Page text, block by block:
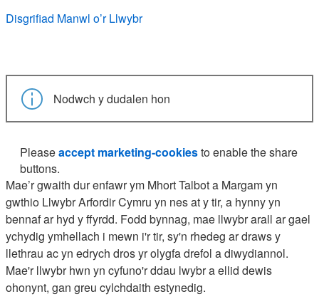
Disgrifiad Manwl o’r Llwybr
Nodwch y dudalen hon
Pleaseaccept marketing-cookiesto enable the share
buttons.
Mae’r gwaith dur enfawr ym Mhort Talbot a Margam yn
gwthio Llwybr Arfordir Cymru yn nes at y tir, a hynny yn
bennaf ar hyd y ffyrdd. Fodd bynnag, mae llwybr arall ar gael
ychydig ymhellach i mewn i'r tir, sy'n rhedeg ar draws y
llethrau ac yn edrych dros yr olygfa drefol a diwydiannol.
Mae'r llwybr hwn yn cyfuno'r ddau lwybr a ellid dewis
ohonynt, gan greu cylchdaith estynedig.